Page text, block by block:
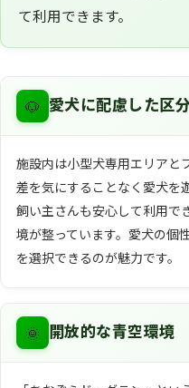
て利用できます。
🐶 愛犬に配慮した区
施設内は小型犬専用エリアと
差を気にすることなく愛犬を
飼い主さんも安心して利用で
境が整っています。愛犬の個
を選択できるのが魅力です。
🌞 開放的な青空環境